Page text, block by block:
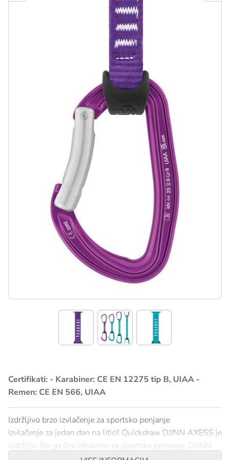
Certifikati: - Karabiner: CE EN 12275 tip B, UIAA -
Remen: CE EN 566, UIAA
Izdržljivo brzo izvlačenje za sportsko penjanje
Izvlačenje za jedan dan na litici! Quickdraw DJINN AXESS je
izdržljiv, što ga čini idealnim za sportsko penjanje. DJINN